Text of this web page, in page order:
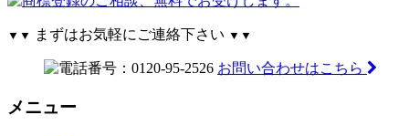
▼▼ まずはお気軽にご連絡下さい ▼▼
お問い合わせはこちら
メニュー